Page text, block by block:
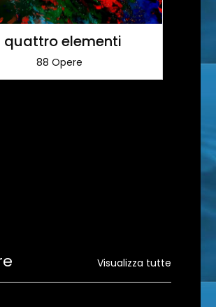
quattro elementi
88 Opere
Visualizza tutte